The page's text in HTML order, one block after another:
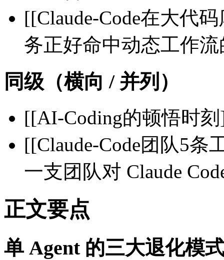
[[Claude-Code在大代
务正好命中动态工作
同级（横向 / 并列）
[[AI-Coding的顿悟时
[[Claude-Code团队5条
一支团队对 Claude
正文要点
单 Agent 的三大退化模